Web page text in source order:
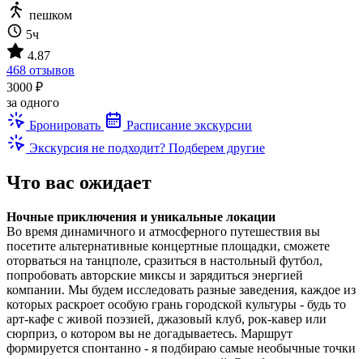
пешком
5ч
4.87
468 отзывов
3000 ₽
за одного
Бронировать
Расписание экскурсии
Экскурсия не подходит? Подберем другие
Что вас ожидает
Ночные приключения и уникальные локации
Во время динамичного и атмосферного путешествия вы
посетите альтернативные концертные площадки, сможете
оторваться на танцполе, сразиться в настольный футбол,
попробовать авторские миксы и зарядиться энергией
компании. Мы будем исследовать разные заведения, каждое из
которых раскроет особую грань городской культуры - будь то
арт-кафе с живой поэзией, джазовый клуб, рок-кавер или
сюрприз, о котором вы не догадываетесь. Маршрут
формируется спонтанно - я подбираю самые необычные точки